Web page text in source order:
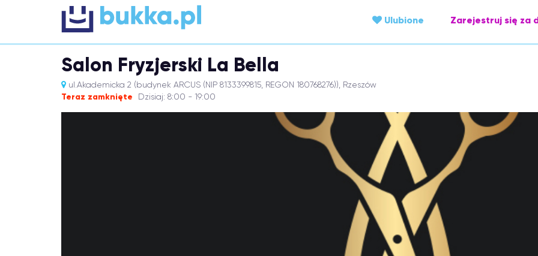
Ulubione Zarejestruj się za
Salon Fryzjerski La Bella
ul.Akademicka 2 (budynek ARCUS (NIP 8133399815, REGON 180768276)), Rzeszów
Teraz zamknięte Dzisiaj: 8:00 - 19:00